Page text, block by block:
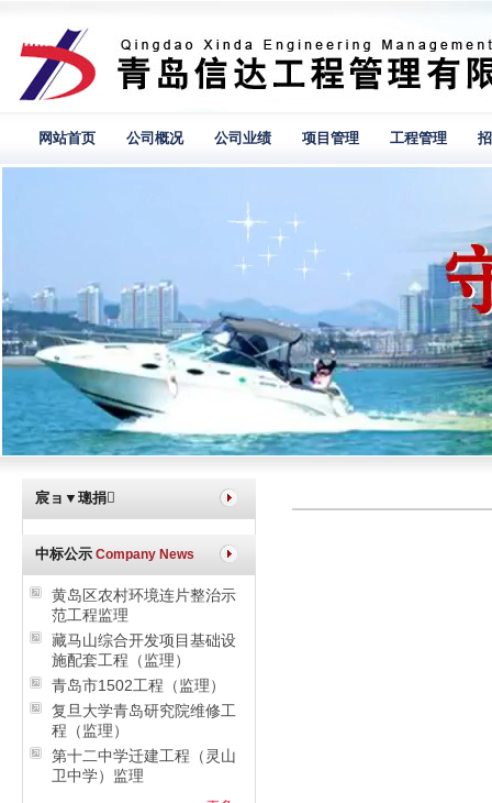
网站首页 公司概况 公司业绩 项目管理 工程管理
宸ョ▼璁捐
中标公示 Company News
黄岛区农村环境连片整治示
范工程监理
藏马山综合开发项目基础设
施配套工程（监理）
青岛市1502工程（监理）
复旦大学青岛研究院维修工
程（监理）
第十二中学迁建工程（灵山
卫中学）监理